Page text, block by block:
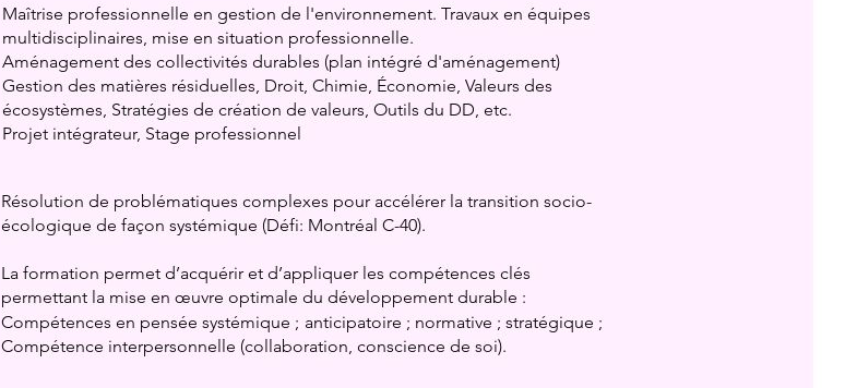
Maîtrise professionnelle en gestion de l'environnement. Travaux en équipes
multidisciplinaires, mise en situation professionnelle.
Aménagement des collectivités durables (plan intégré d'aménagement)
Gestion des matières résiduelles, Droit, Chimie, Économie, Valeurs des
écosystèmes, Stratégies de création de valeurs, Outils du DD, etc.
Projet intégrateur, Stage professionnel
Résolution de problématiques complexes pour accélérer la transition socio-
écologique de façon systémique (Défi: Montréal C-40).
La formation permet d’acquérir et d’appliquer les compétences clés
permettant la mise en œuvre optimale du développement durable :
Compétences en pensée systémique ; anticipatoire ; normative ; stratégique ;
Compétence interpersonnelle (collaboration, conscience de soi).